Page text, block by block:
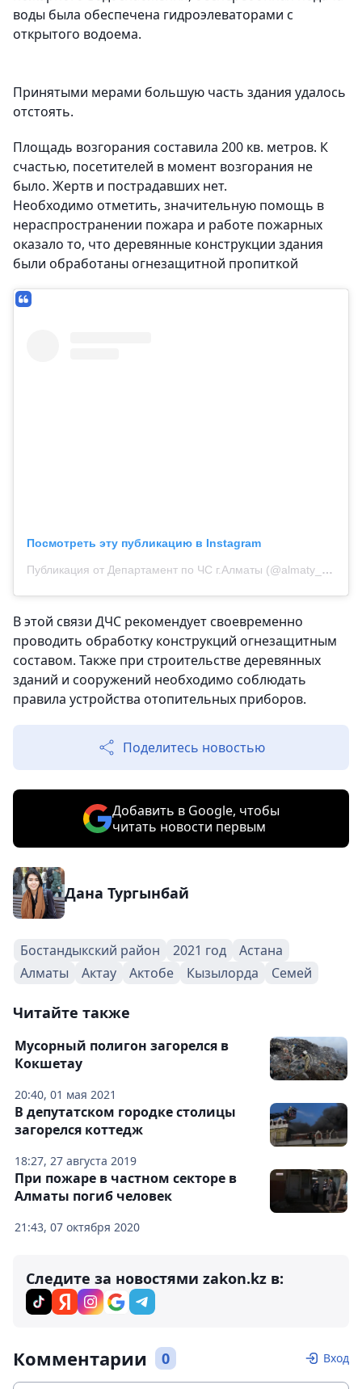
воды была обеспечена гидроэлеваторами с
открытого водоема.
Принятыми мерами большую часть здания удалось
отстоять.
Площадь возгорания составила 200 кв. метров. К
счастью, посетителей в момент возгорания не
было. Жертв и пострадавших нет.
Необходимо отметить, значительную помощь в
нераспространении пожара и работе пожарных
оказало то, что деревянные конструкции здания
были обработаны огнезащитной пропиткой
Посмотреть эту публикацию в Instagram
Публикация от Департамент по ЧС г.Алматы (@almaty_tjd)
В этой связи ДЧС рекомендует своевременно
проводить обработку конструкций огнезащитным
составом. Также при строительстве деревянных
зданий и сооружений необходимо соблюдать
правила устройства отопительных приборов.
Поделитесь новостью
Добавить в Google, чтобы
читать новости первым
Дана Тургынбай
Бостандыкский район 2021 год
Астана
Алматы
Актау Актобе Кызылорда Семей
Читайте также
20:40, 01 мая 2021
Мусорный полигон загорелся в
Кокшетау
18:27, 27 августа 2019
В депутатском городке столицы
загорелся коттедж
21:43, 07 октября 2020
При пожаре в частном секторе в
Алматы погиб человек
Следите за новостями zakon.kz в:
Комментарии 0 Вход